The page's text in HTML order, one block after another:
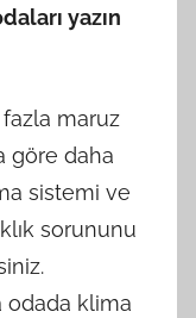
yazın
fazla maruz
göre daha
sistemi ve
sorununu
odada klima